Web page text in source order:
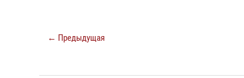
← Предыдущая